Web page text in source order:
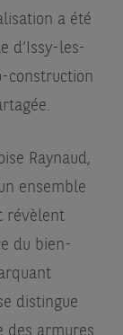
a été
d’Issy-les-
construction
Raynaud,
ensemble
révèlent
du bien-
distingue
des armures